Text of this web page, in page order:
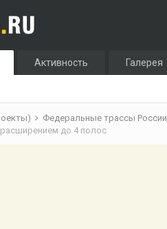
Активность Галерея
Федеральные трассы России
расширением до 4 полос